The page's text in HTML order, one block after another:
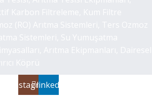
Instagram
linkedin